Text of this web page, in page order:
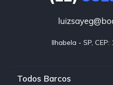
Ilhabela - SP,
Todos Barcos